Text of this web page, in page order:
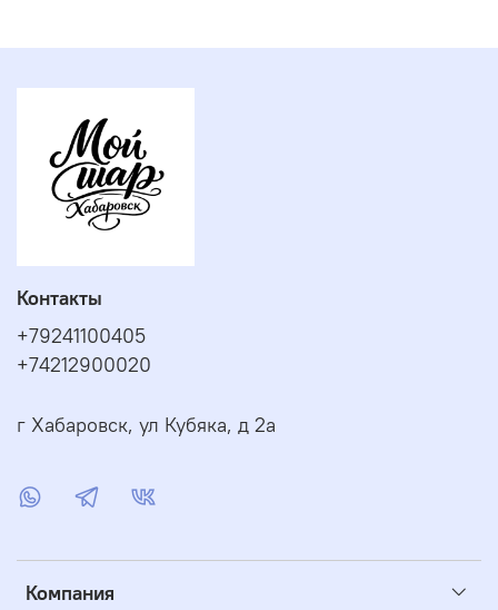
Компания
Контакты
+79241100405
+74212900020
г Хабаровск, ул Кубяка, д 2а